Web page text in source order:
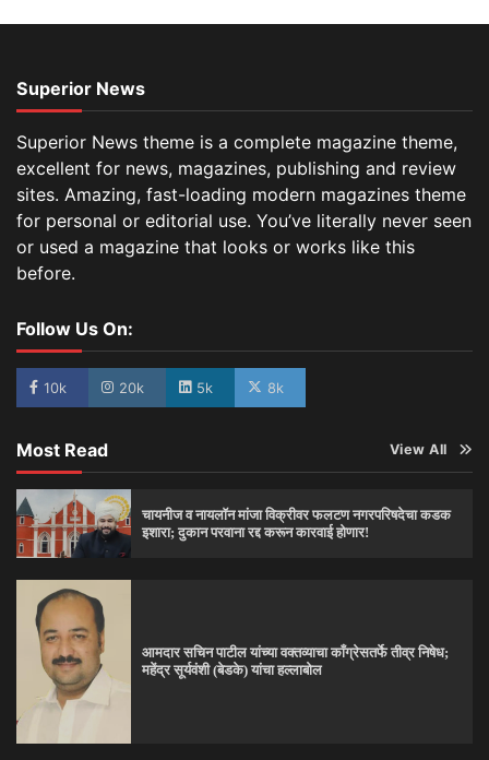
Superior News
Superior News theme is a complete magazine theme,
excellent for news, magazines, publishing and review
sites. Amazing, fast-loading modern magazines theme
for personal or editorial use. You’ve literally never seen
or used a magazine that looks or works like this
before.
Follow Us On:
10k 20k 5k 8k
Most Read View All
चायनीज व नायलॉन मांजा विक्रीवर फलटण नगरपरिषदेचा कडक
इशारा; दुकान परवाना रद्द करून कारवाई होणार!
आमदार सचिन पाटील यांच्या वक्तव्याचा काँग्रेसतर्फे तीव्र निषेध;
महेंद्र सूर्यवंशी (बेडके) यांचा हल्लाबोल